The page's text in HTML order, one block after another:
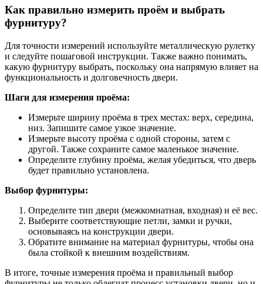
Как правильно измерить проём и выбрать
фурнитуру?
Для точности измерений используйте металлическую рулетку
и следуйте пошаговой инструкции. Также важно понимать,
какую фурнитуру выбрать, поскольку она напрямую влияет на
функциональность и долговечность двери.
Шаги для измерения проёма:
Измерьте ширину проёма в трех местах: верх, середина,
низ. Запишите самое узкое значение.
Измерьте высоту проёма с одной стороны, затем с
другой. Также сохраните самое маленькое значение.
Определите глубину проёма, желая убедиться, что дверь
будет правильно установлена.
Выбор фурнитуры:
Определите тип двери (межкомнатная, входная) и её вес.
Выберите соответствующие петли, замки и ручки,
основываясь на конструкции двери.
Обратите внимание на материал фурнитуры, чтобы она
была стойкой к внешним воздействиям.
В итоге, точные измерения проёма и правильный выбор